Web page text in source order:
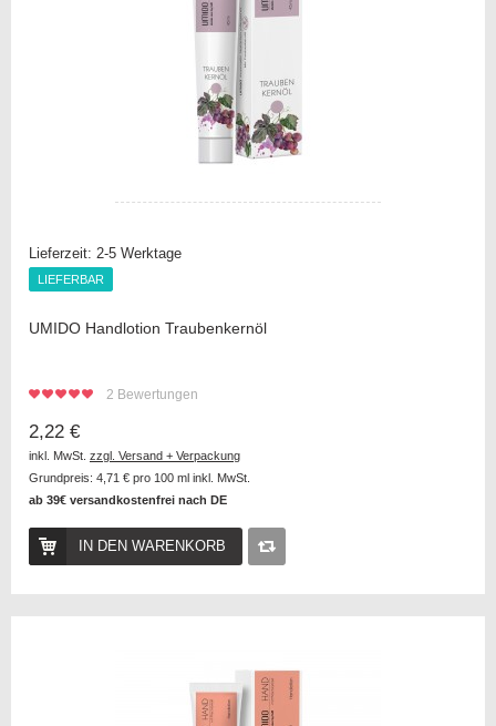
Lieferzeit: 2-5 Werktage
UMIDO Handlotion Traubenkernöl
2 Bewertungen
LIEFERBAR
2,22 €
inkl. MwSt. zzgl. Versand + Verpackung
Grundpreis: 4,71 € pro 100 ml inkl. MwSt.
ab 39€ versandkostenfrei nach DE
LIEFERBAR
IN DEN WARENKORB